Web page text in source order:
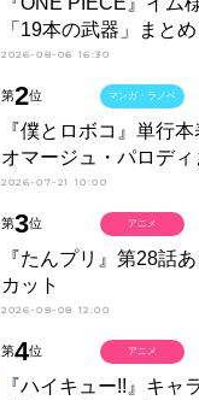
「19本の武器」まと
2026-08-06 16:30
第2位
『僕とロボコ』単行
オマージュ・パロディ
2026-07-21 10:00
マンガ・ラノベ
第3位
『たんプリ』第28話
カット
2026-08-08 12:00
アニメ
第4位
『ハイキュー!!』キャ
アニメ